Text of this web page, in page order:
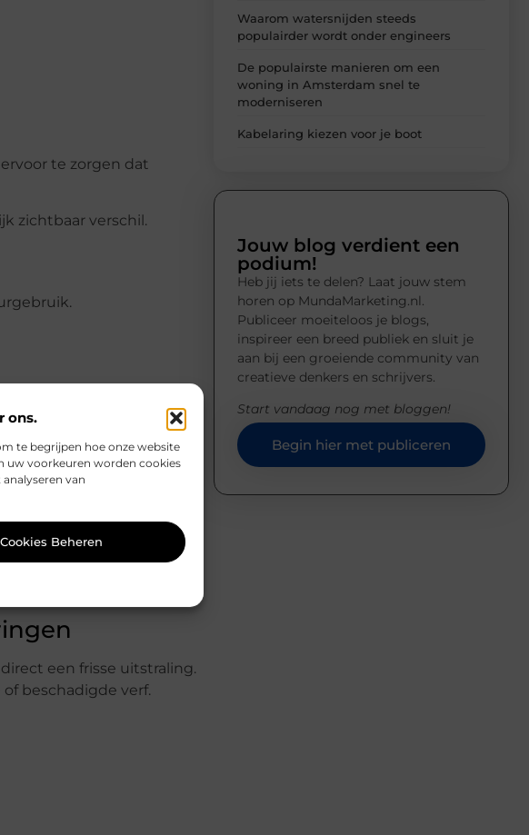
ons.
te begrijpen hoe onze website
uw voorkeuren worden cookies
van
Cookies Beheren
te zorgen dat
zichtbaar verschil.
ervoor dat meubels,
een frisse uitstraling.
beschadigde verf.
Waarom watersnijden steeds
populairder wordt onder engineers
De populairste manieren om een
woning in Amsterdam snel te
moderniseren
Kabelaring kiezen voor je boot
Jouw blog verdient een
podium!
Heb jij iets te delen? Laat jouw stem
horen op MundaMarketing.nl.
Publiceer moeiteloos je blogs,
inspireer een breed publiek en sluit je
aan bij een groeiende community van
creatieve denkers en schrijvers.
Start vandaag nog met bloggen!
Begin hier met publiceren